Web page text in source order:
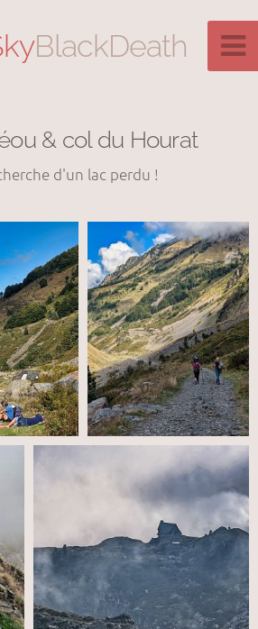
BlackDeath
& col du Hourat
d'un lac perdu !